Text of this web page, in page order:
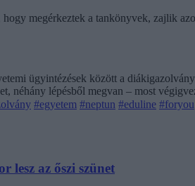
megérkeztek a tankönyvek, zajlik
ügyintézések között a
néhány lépésből megvan – most
#egyetem #neptun #eduline #foryou
lesz az őszi szünet